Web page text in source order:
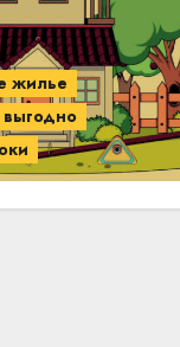
жилье
выгодно